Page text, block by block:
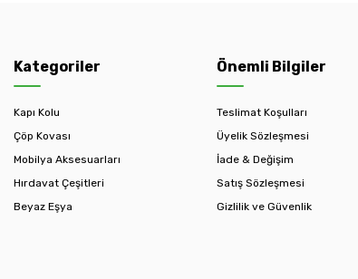
Kategoriler
Kapı Kolu
Çöp Kovası
Mobilya Aksesuarları
Hırdavat Çeşitleri
Beyaz Eşya
Önemli Bilgiler
Teslimat Koşulları
Üyelik Sözleşmesi
İade & Değişim
Satış Sözleşmesi
Gizlilik ve Güvenlik